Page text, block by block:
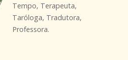
Tempo, Terapeuta,
Taróloga, Tradutora,
Professora.